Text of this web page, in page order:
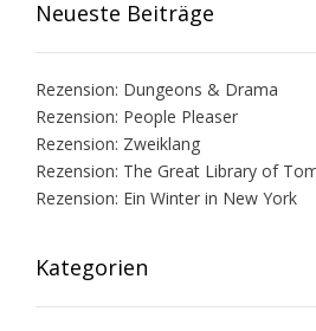
Neueste Beiträge
Rezension: Dungeons & Drama
Rezension: People Pleaser
Rezension: Zweiklang
Rezension: The Great Library of
Rezension: Ein Winter in New York
Kategorien